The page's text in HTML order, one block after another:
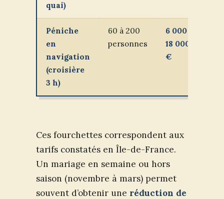
quai)
Péniche
en
navigation
(croisière
3 h)
60 à 200
personnes
6 000 à
18 000
€
Ces fourchettes correspondent aux
tarifs constatés en Île-de-France.
Un mariage en semaine ou hors
saison (novembre à mars) permet
souvent d’obtenir une réduction de